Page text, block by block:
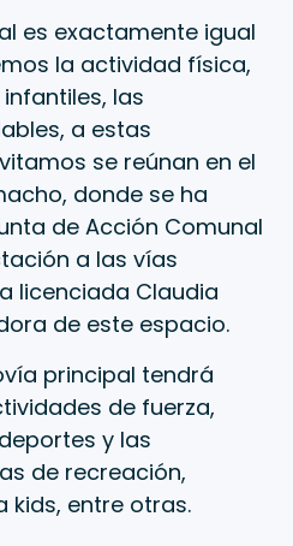
es exactamente igual
la actividad física,
las
a estas
se reúnan en el
donde se ha
de Acción Comunal
a las vías
licenciada Claudia
de este espacio.
principal tendrá
de fuerza,
y las
de recreación,
kids, entre otras.